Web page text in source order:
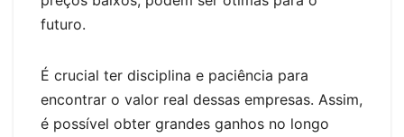
k
futuro.
É crucial ter disciplina e paciência para
encontrar o valor real dessas empresas. Assim,
é possível obter grandes ganhos no longo